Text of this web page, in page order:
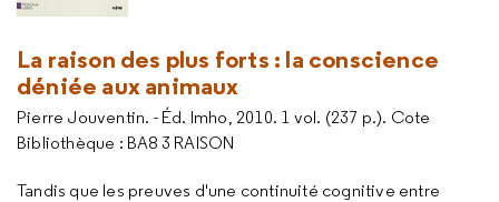
La raison des plus forts : la conscience
déniée aux animaux
Pierre Jouventin. - Éd. Imho, 2010. 1 vol. (237 p.). Cote
Bibliothèque : BA8 3 RAISON
Tandis que les preuves d'une continuité cognitive entre